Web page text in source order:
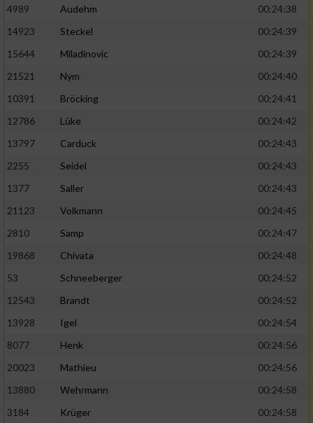
4989
Audehm
00:24:38
14923
Steckel
00:24:39
15644
Miladinovic
00:24:39
21521
Nym
00:24:40
10391
Bröcking
00:24:41
12786
Lüke
00:24:42
13797
Carduck
00:24:43
2255
Seidel
00:24:43
1377
Saller
00:24:43
21123
Volkmann
00:24:45
2810
Samp
00:24:47
19868
Chivata
00:24:48
53
Schneeberger
00:24:52
12543
Brandt
00:24:52
13928
Igel
00:24:54
8077
Henk
00:24:56
20023
Mathieu
00:24:56
13880
Wehrmann
00:24:58
3184
Krüger
00:24:58